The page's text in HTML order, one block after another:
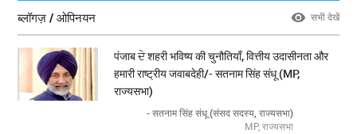
ब्लॉगज़ / ओपिनयन
सभी देखें
पंजाब ਦੇ शहरी भविष्य की चुनौतियाँ, वित्तीय उदासीनता और
हमारी राष्ट्रीय जवाबदेही/- सतनाम सिंह संधू (MP,
राज्यसभा)
- सतनाम सिंह संधू (संसद सदस्य, राज्यसभा)
MP, राज्यसभा